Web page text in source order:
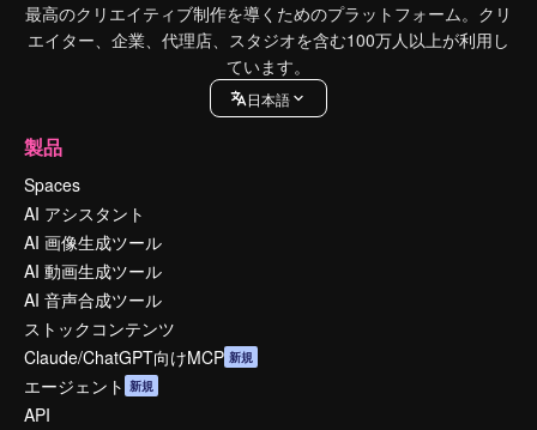
最高のクリエイティブ制作を導くためのプラットフォーム。クリ
エイター、企業、代理店、スタジオを含む100万人以上が利用し
ています。
日本語
製品
Spaces
AI アシスタント
AI 画像生成ツール
AI 動画生成ツール
AI 音声合成ツール
ストックコンテンツ
Claude/ChatGPT向けMCP 新規
エージェント 新規
API